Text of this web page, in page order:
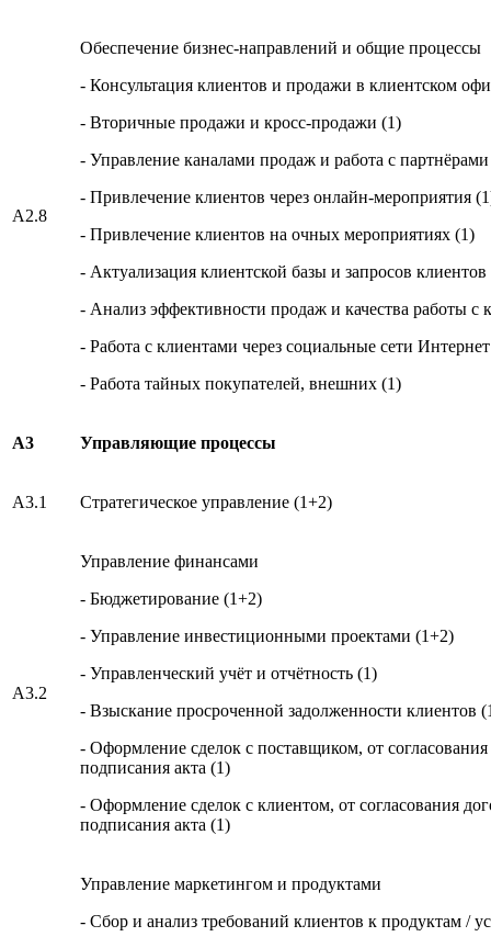
А2.8
Обеспечение бизнес-направлений и общие процессы
- Консультация клиентов и продажи в клиентском
- Вторичные продажи и кросс-продажи (1)
- Управление каналами продаж и работа с
- Привлечение клиентов через онлайн-мероприятия
- Привлечение клиентов на очных мероприятиях (1)
- Актуализация клиентской базы и запросов клиентов
- Анализ эффективности продаж и качества работы с
- Работа с клиентами через социальные сети
- Работа тайных покупателей, внешних (1)
А3 Управляющие процессы
A3.1 Стратегическое управление (1+2)
A3.2
Управление финансами
- Бюджетирование (1+2)
- Управление инвестиционными проектами (1+2)
- Управленческий учёт и отчётность (1)
- Взыскание просроченной задолженности клиентов
- Оформление сделок c поставщиком, от согласования
подписания акта (1)
- Оформление сделок с клиентом, от согласования
подписания акта (1)
Управление маркетингом и продуктами
- Сбор и анализ требований клиентов к продуктам /